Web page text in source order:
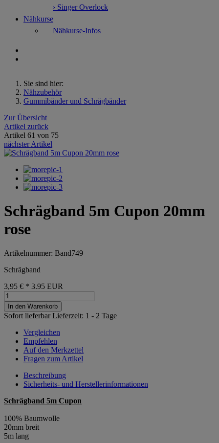
› Singer Overlock
Nähkurse
Nähkurse-Infos
Sie sind hier:
Nähzubehör
Gummibänder und Schrägbänder
Zur Übersicht
Artikel zurück
Artikel 61 von 75
nächster Artikel
Schrägband 5m Cupon 20mm
rose
Artikelnummer: Band749
Schrägband
3,95 € * 3.95 EUR
In den Warenkorb
Sofort lieferbarLieferzeit: 1 - 2 Tage
Vergleichen
Empfehlen
Auf den Merkzettel
Fragen zum Artikel
Beschreibung
Sicherheits- und Herstellerinformationen
Schrägband 5m Cupon
100% Baumwolle
20mm breit
5m lang